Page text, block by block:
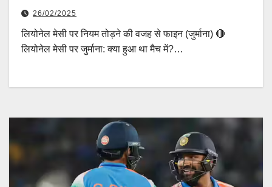
26/02/2025
लियोनेल मेसी पर नियम तोड़ने की वजह से फाइन (जुर्माना) 🔴
लियोनेल मेसी पर जुर्माना: क्या हुआ था मैच में?…